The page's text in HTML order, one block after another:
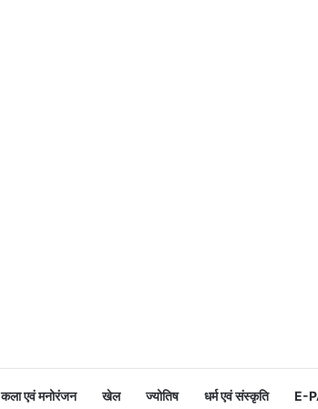
कला एवं मनोरंजन खेल ज्योतिष धर्म एवं संस्कृति E-